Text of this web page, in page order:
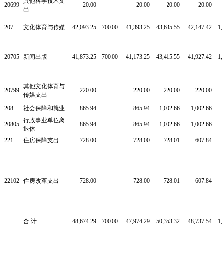
20699
出
20.00 20.00 20.00 20.00
207 文化体育与传媒 42,093.25 700.00 41,393.25 43,635.55 42,147.42
20705 新闻出版 41,873.25 700.00 41,173.25 43,415.55 41,927.42
20799
其他文化体育与
传媒支出
220.00 220.00 220.00 220.00
208 社会保障和就业 865.94 865.94 1,002.66 1,002.66
20805
行政事业单位离
退休
865.94 865.94 1,002.66 1,002.66
221 住房保障支出 728.00 728.00 728.01 607.84
22102 住房改革支出 728.00 728.00 728.01 607.84
合 计 48,674.29 700.00 47,974.29 50,353.32 48,737.54